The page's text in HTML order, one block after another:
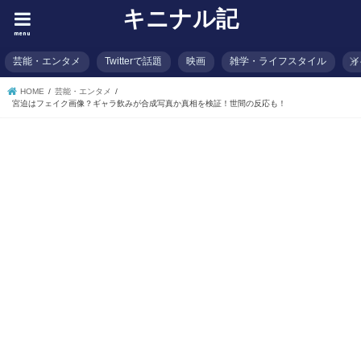
キニナル記
menu
芸能・エンタメ Twitterで話題 映画 雑学・ライフスタイル
HOME
芸能・エンタメ
宮迫はフェイク画像？ギャラ飲みが合成写真か真相を検証！世間の反応も！